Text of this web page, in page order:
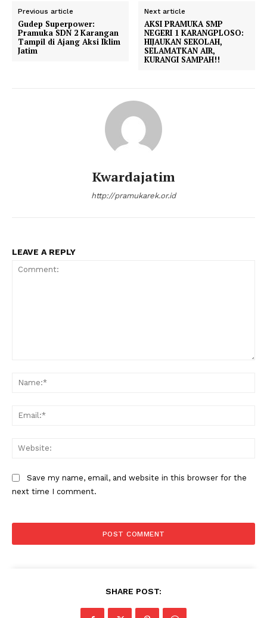
Previous article
Gudep Superpower:
Pramuka SDN 2 Karangan
Tampil di Ajang Aksi Iklim
Jatim
Next article
AKSI PRAMUKA SMP
NEGERI 1 KARANGPLOSO:
HIJAUKAN SEKOLAH,
SELAMATKAN AIR,
KURANGI SAMPAH!!
Kwardajatim
http://pramukarek.or.id
LEAVE A REPLY
Save my name, email, and website in this browser for the
next time I comment.
SHARE POST: